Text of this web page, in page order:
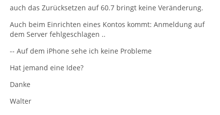
auch das Zurücksetzen auf 60.7 bringt keine Veränderung.
Auch beim Einrichten eines Kontos kommt: Anmeldung auf
dem Server fehlgeschlagen ..
-- Auf dem iPhone sehe ich keine Probleme
Hat jemand eine Idee?
Danke
Walter